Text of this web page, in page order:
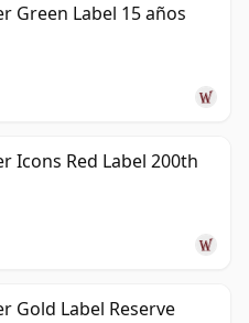
Green Label 15 años
Icons Red Label 200th
Gold Label Reserve